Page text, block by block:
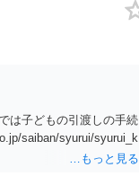
は子どもの引渡しの手続
saiban/syurui/syurui_k